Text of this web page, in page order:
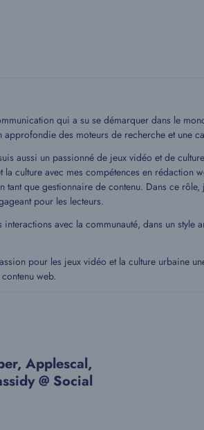
qui a su se démarquer dans le
des moteurs de recherche et une
aussi un passionné de jeux vidéo et de
culture avec mes compétences en rédaction
tant que gestionnaire de contenu. Dans ce
pour les lecteurs.
avec la communauté, dans un
pour les jeux vidéo et la culture urbaine
web.
Applescal,
@ Social